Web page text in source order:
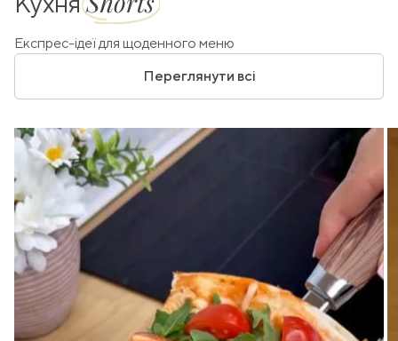
Експрес-ідеї для щоденного меню
Переглянути всі